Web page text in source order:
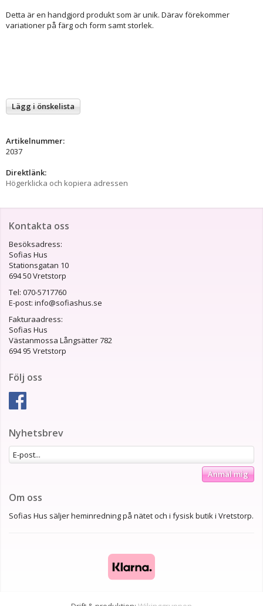
Detta är en handgjord produkt som är unik. Därav förekommer
variationer på färg och form samt storlek.
Lägg i önskelista
Artikelnummer:
2037
Direktlänk:
Högerklicka och kopiera adressen
Kontakta oss
Besöksadress:
Sofias Hus
Stationsgatan 10
694 50 Vretstorp
Tel: 070-5717760
E-post: info@sofiashus.se
Fakturaadress:
Sofias Hus
Västanmossa Långsätter 782
694 95 Vretstorp
Följ oss
Nyhetsbrev
Anmäl mig
Om oss
Sofias Hus säljer heminredning på nätet och i fysisk butik i Vretstorp.